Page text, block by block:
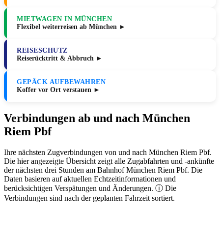
MIETWAGEN IN MÜNCHEN
Flexibel weiterreisen ab München ►
REISESCHUTZ
Reiserücktritt & Abbruch ►
GEPÄCK AUFBEWAHREN
Koffer vor Ort verstauen ►
Verbindungen ab und nach München
Riem Pbf
Ihre nächsten Zugverbindungen von und nach München Riem Pbf.
Die hier angezeigte Übersicht zeigt alle Zugabfahrten und -ankünfte
der nächsten drei Stunden am Bahnhof München Riem Pbf. Die
Daten basieren auf aktuellen Echtzeitinformationen und
berücksichtigen Verspätungen und Änderungen. ⓘ Die
Verbindungen sind nach der geplanten Fahrzeit sortiert.